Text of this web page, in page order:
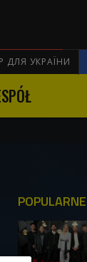
ДЛЯ УКРАЇНИ
POPULARNE